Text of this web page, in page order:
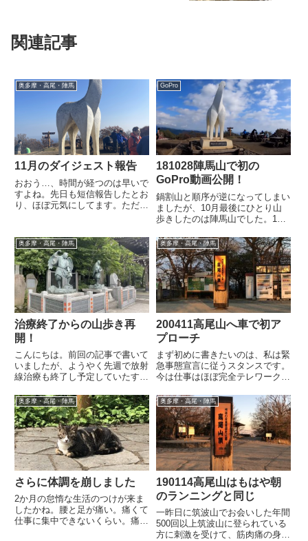
関連記事
奥多摩・高尾・陣馬
11月のダイジェスト報告
おおう…、時間が経つのは早いで
すよね。先日も短信報告したとお
り、ほぼ元気にしてます。たださ
が続いていたりしてて、不眠にな
ったりと万事快調！とまではいけ
てません。でも山は登らないと
衰...
GoPro
181028陣馬山で初の
GoPro動画公開！
鍋割山と順序が逆になってしまい
ましたが、10月最後にひとり山
歩きしたのは陣馬山でした。10
まったので、10/28はリハビリが
てら陣馬山を歩いてきました。陣
馬山は私にとってホームというべ
き山です。東京の西側に住ん...
奥多摩・高尾・陣馬
治療終了からの山歩き再
開！
こんにちは。前回の記事で書いて
いましたが、ようやく先週で放射
線治療も終了し予定していたすべ
かった！そして迎えた週末。治療
疲れは残っているし、天気もいま
いちだしであまりいい条件ではな
かったのですが、とりあえず何
も...
奥多摩・高尾・陣馬
200411高尾山へ車で初ア
プローチ
まず初めに書きたいのは、私は緊
急事態宣言に従うスタンスです。
今は仕事はほぼ完全テレワークで
せざるを得ない状況がありました
が、それ以外は完全自宅作業で
す。日常でもスーパーの買い出し
以外は外出していません。そんな
中...
奥多摩・高尾・陣馬
さらに体調を崩しました
2か月の怠惰な生活のつけが来ま
したかね。腰と足が痛い。痛くて
仕事に集中できないくらい。痛み
奥多摩・高尾・陣馬
190114高尾山はもはや朝
のランニングと同じ
一昨日に筑波山でお会いした年間
500回以上筑波山に登られている
方に刺激を受けて、筋肉痛の身を